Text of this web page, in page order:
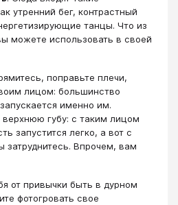
утренний бег, контрастный
танцы. Что из
можете использовать в своей
поправьте плечи,
лицом: большинство
именно им.
верхнюю губу: с таким лицом
запустится легко, а вот с
Впрочем, вам
от привычки быть в дурном
фотогровать свое